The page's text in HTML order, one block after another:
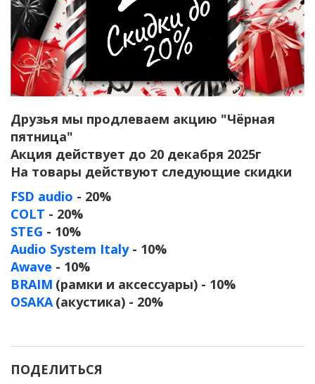
Друзья мы продлеваем акцию "Чёрная
пятница"
Акция действует до 20 декабря 2025г
На товары действуют следующие скидки
FSD audio - 20%
COLT - 20%
STEG - 10%
Audio System Italy- 10%
Awave - 10%
BRAIM (рамки и аксессуары) - 10%
OSAKA (акустика) - 20%
ПОДЕЛИТЬСЯ